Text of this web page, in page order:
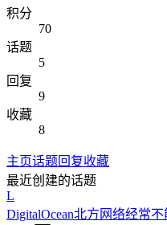
积分
70
话题
5
回复
9
收藏
8
主页话题回复收藏
最近创建的话题
L
DigitalOcean北方网络经常不